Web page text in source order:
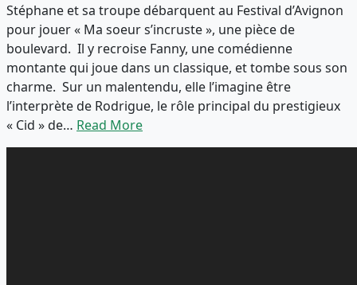
Stéphane et sa troupe débarquent au Festival d’Avignon
pour jouer « Ma soeur s’incruste », une pièce de
boulevard. Il y recroise Fanny, une comédienne
montante qui joue dans un classique, et tombe sous son
charme. Sur un malentendu, elle l’imagine être
l’interprète de Rodrigue, le rôle principal du prestigieux
« Cid » de… Read More